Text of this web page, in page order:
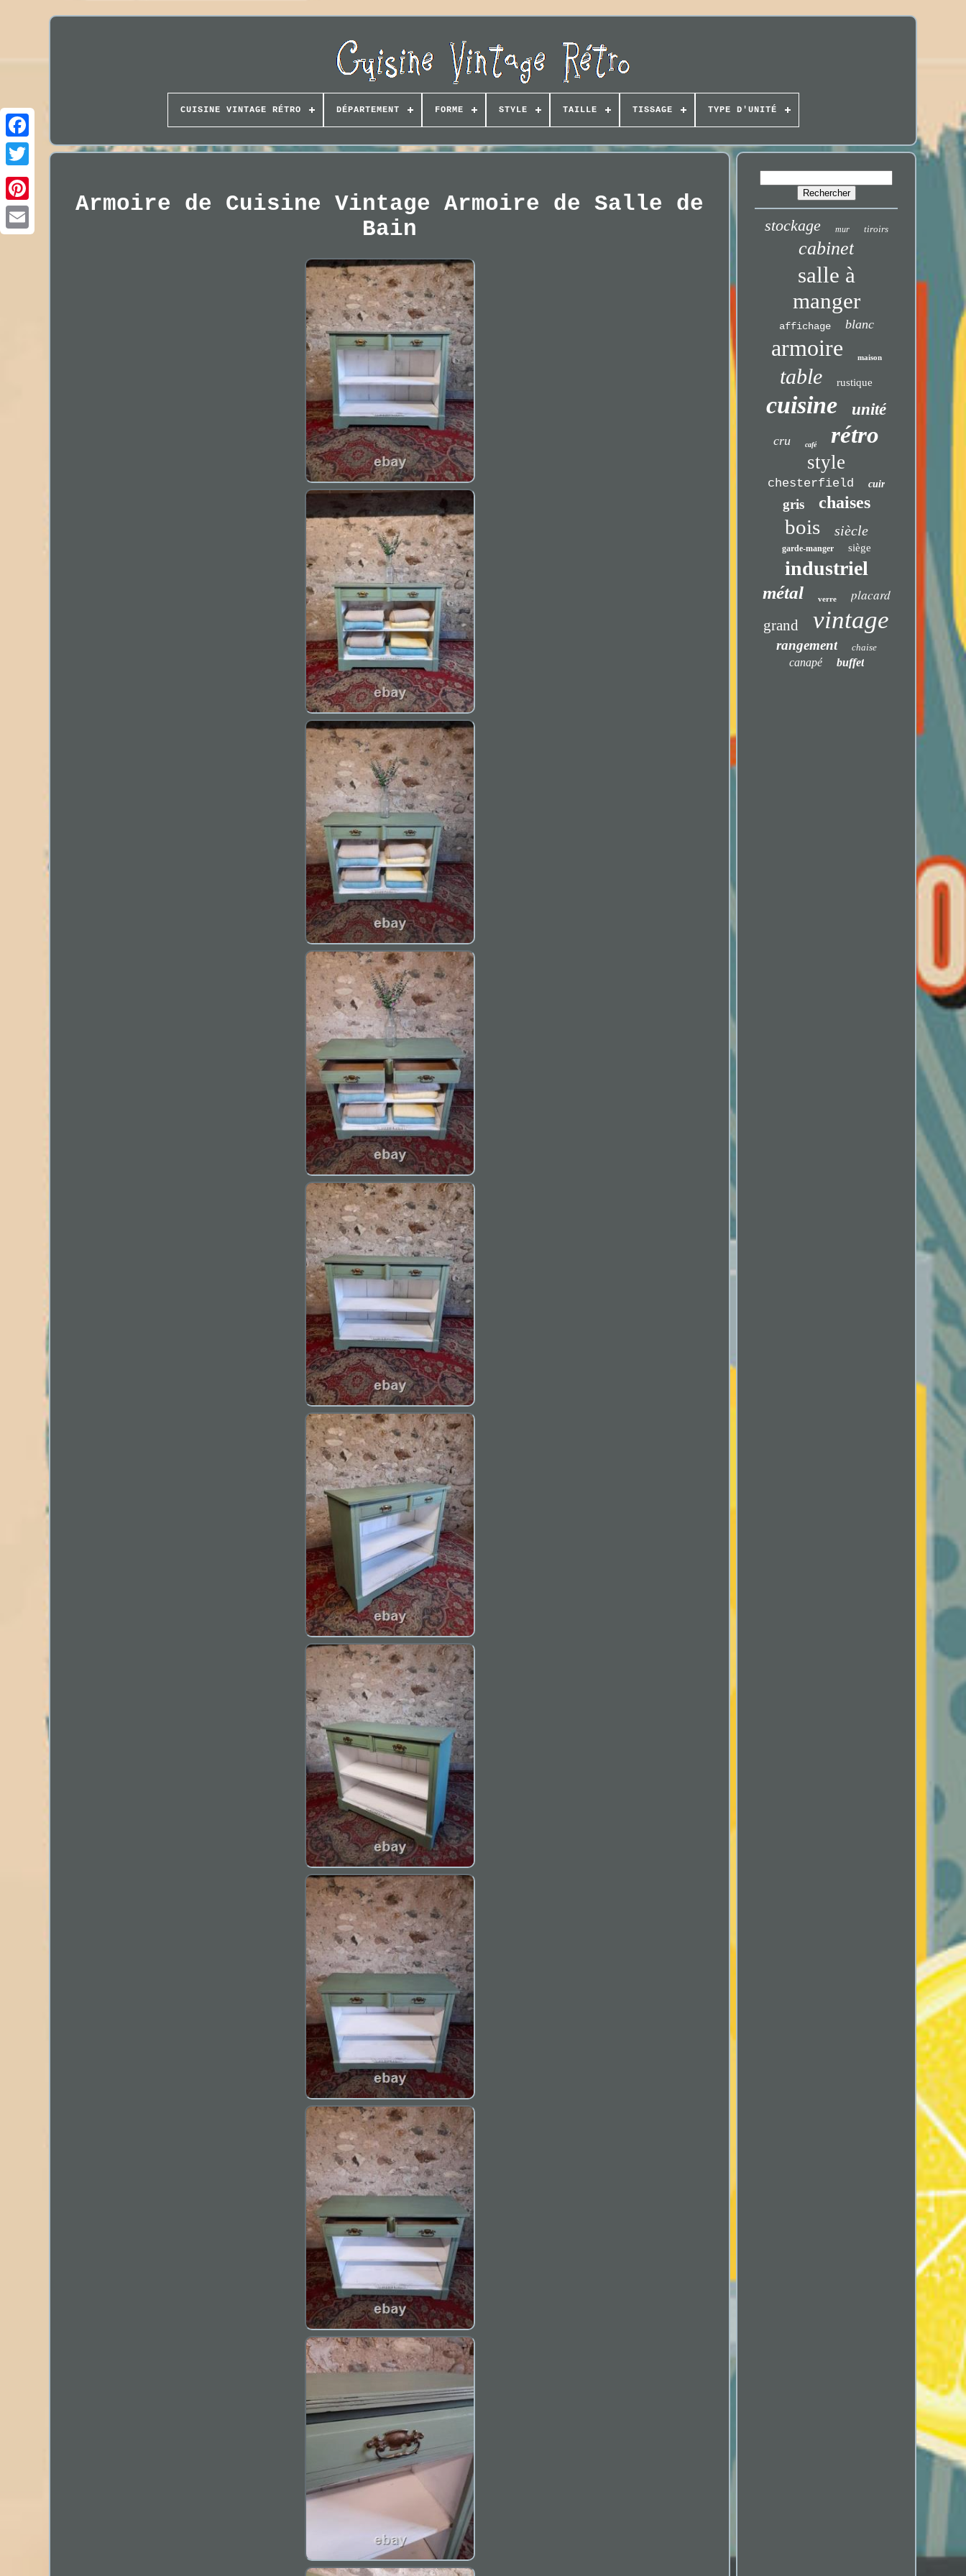
CUISINE VINTAGE RÉTRO DÉPARTEMENT FORME STYLE TAILLE TISSAGE TYPE D'UNITÉ
Armoire de Cuisine Vintage Armoire de Salle de
Bain
stockage mur tiroirs
cabinet
salle à
manger
affichage blanc
armoire maison
table rustique
cuisine unité
cru café rétro
style
chesterfield cuir
gris chaises
bois siècle
garde-manger siège
industriel
métal verre placard
grand vintage
rangement chaise
canapé buffet